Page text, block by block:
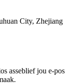
City, Zhejiang
asseblief jou e-pos